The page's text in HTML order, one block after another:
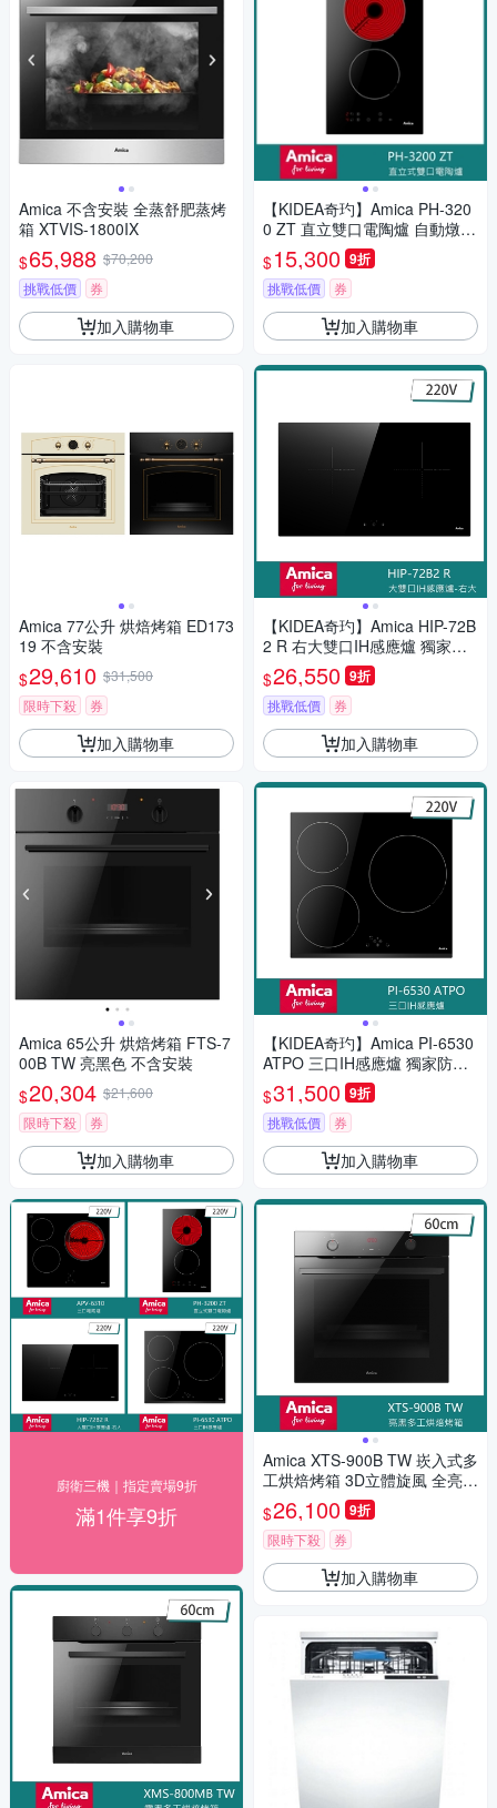
Amica 不含安裝 全蒸舒肥蒸烤
箱 XTVIS-1800IX
$65,988 $70,200
挑戰低價
券
加入購物車
Amica 77公升 烘焙烤箱 ED173
19 不含安裝
$29,610 $31,500
限時下殺
券
加入購物車
Amica 65公升 烘焙烤箱 FTS-7
00B TW 亮黑色 不含安裝
$20,304 $21,600
限時下殺
券
加入購物車
廚衛三機｜指定賣場9折
滿1件享9折
【KIDEA奇玓】Amica PH-320
0 ZT 直立雙口電陶爐 自動燉煮
9段火力 餘熱安全指示 兒童安
全鎖
$15,300 9折
挑戰低價 券
加入購物車
【KIDEA奇玓】Amica HIP-72B
2 R 右大雙口IH感應爐 獨家防
溢 11段火力 兒童安全鎖 快速
加熱 小鍋具偵測
$26,550 9折
挑戰低價 券
加入購物車
【KIDEA奇玓】Amica PI-6530
ATPO 三口IH感應爐 獨家防溢
10段火力 兒童安全鎖 快速加熱
小鍋具偵測
$31,500 9折
挑戰低價 券
加入購物車
Amica XTS-900B TW 崁入式多
工烘焙烤箱 3D立體旋風 全亮黑
玻璃 全能主廚烘烤60cm
$26,100 9折
限時下殺 券
加入購物車